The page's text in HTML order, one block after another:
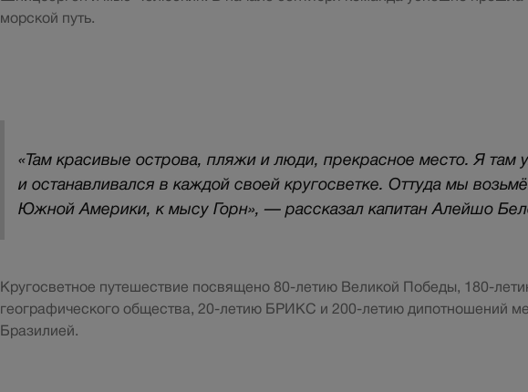
морской путь.
«Там красивые острова, пляжи и люди, прекрасное место. Я там
и останавливался в каждой своей кругосветке. Оттуда мы
Южной Америки, к мысу Горн», — рассказал капитан Алейшо
Кругосветное путешествие посвящено 80-летию Великой Победы, 180-
географического общества, 20-летию БРИКС и 200-летию дипотношений
Бразилией.